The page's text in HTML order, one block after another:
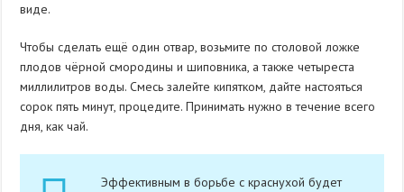
виде.
Чтобы сделать ещё один отвар, возьмите по столовой ложке
плодов чёрной смородины и шиповника, а также четыреста
миллилитров воды. Смесь залейте кипятком, дайте настояться
сорок пять минут, процедите. Принимать нужно в течение всего
дня, как чай.
Эффективным в борьбе с краснухой будет